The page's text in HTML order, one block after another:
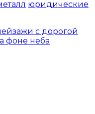
юридические
с дорогой
фоне неба